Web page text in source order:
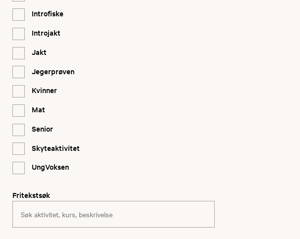
Introfiske
Introjakt
Jakt
Jegerprøven
Kvinner
Mat
Senior
Skyteaktivitet
UngVoksen
Fritekstsøk